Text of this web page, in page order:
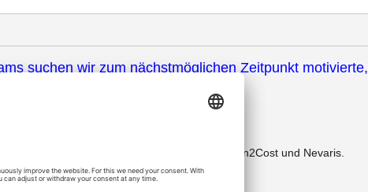
suchen wir zum nächstmöglichen Zeitpunkt motivierte,
w/d)
der aktuellen Version von Allplan BIM Design2Cost und Nevaris.
umfassen: